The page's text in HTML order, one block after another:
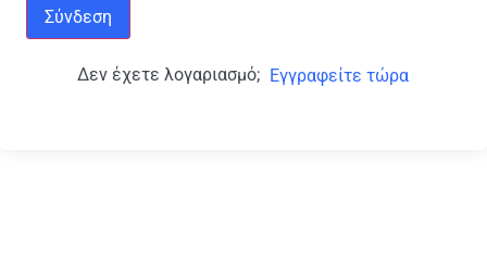
Σύνδεση
Δεν έχετε λογαριασμό; Εγγραφείτε τώρα